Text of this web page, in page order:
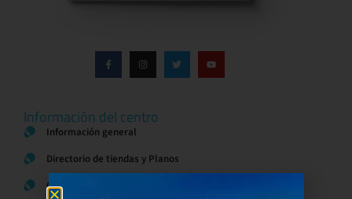
Información del centro
Información general
Directorio de tiendas y Planos
Contacto